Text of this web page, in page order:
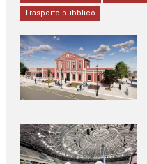
Trasporto pubblico